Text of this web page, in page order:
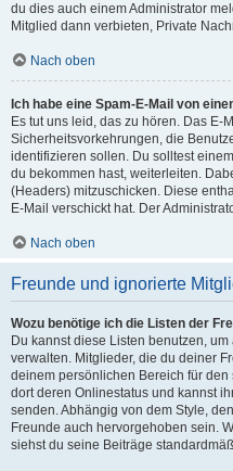
du dies auch einem Administrator
Mitglied dann verbieten, Private
Nach oben
Ich habe eine Spam-E-Mail von
Es tut uns leid, das zu hören. Das E-
Sicherheitsvorkehrungen, die
identifizieren sollen. Du solltest
du bekommen hast, weiterleiten.
(Headers) mitzuschicken. Diese
E-Mail verschickt hat. Der
Nach oben
Freunde und ignorierte
Wozu benötige ich die Listen der
Du kannst diese Listen benutzen,
verwalten. Mitglieder, die du deiner
deinem persönlichen Bereich für
dort deren Onlinestatus und kannst
senden. Abhängig von dem Style,
Freunde auch hervorgehoben sein.
siehst du seine Beiträge